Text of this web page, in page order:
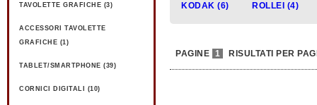
TAVOLETTE GRAFICHE (3)
ACCESSORI TAVOLETTE
GRAFICHE (1)
TABLET/SMARTPHONE (39)
CORNICI DIGITALI (10)
KODAK (6) ROLLEI (4)
PAGINE 1 RISULTATI PER